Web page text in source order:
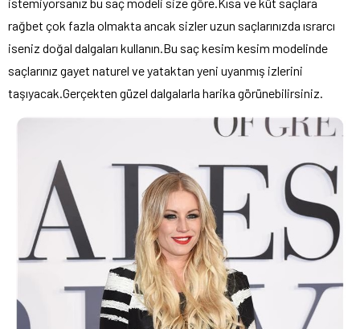
rağbet çok fazla olmakta ancak sizler uzun saçlarınızda ısrarcı
iseniz doğal dalgaları kullanın.Bu saç kesim kesim modelinde
saçlarınız gayet naturel ve yataktan yeni uyanmış izlerini
taşıyacak.Gerçekten güzel dalgalarla harika görünebilirsiniz.